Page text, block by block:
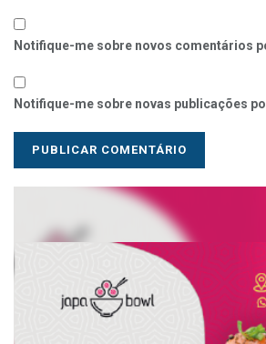
Notifique-me sobre novos comentários
Notifique-me sobre novas publicações